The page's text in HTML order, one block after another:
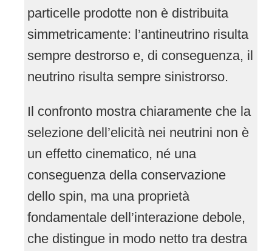
particelle prodotte non è distribuita
simmetricamente: l’antineutrino risulta
sempre destrorso e, di conseguenza, il
neutrino risulta sempre sinistrorso.
Il confronto mostra chiaramente che la
selezione dell’elicità nei neutrini non è
un effetto cinematico, né una
conseguenza della conservazione
dello spin, ma una proprietà
fondamentale dell’interazione debole,
che distingue in modo netto tra destra